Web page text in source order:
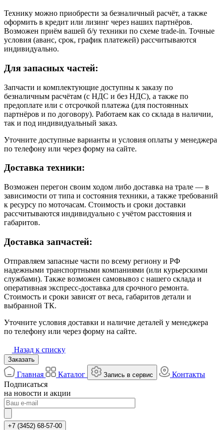
Технику можно приобрести за безналичный расчёт, а также
оформить в кредит или лизинг через наших партнёров.
Возможен приём вашей б/у техники по схеме trade-in. Точные
условия (аванс, срок, график платежей) рассчитываются
индивидуально.
Для запасных частей:
Запчасти и комплектующие доступны к заказу по
безналичным расчётам (с НДС и без НДС), а также по
предоплате или с отсрочкой платежа (для постоянных
партнёров и по договору). Работаем как со склада в наличии,
так и под индивидуальный заказ.
Уточните доступные варианты и условия оплаты у менеджера
по телефону или через форму на сайте.
Доставка техники:
Возможен перегон своим ходом либо доставка на трале — в
зависимости от типа и состояния техники, а также требований
к ресурсу по моточасам. Стоимость и сроки доставки
рассчитываются индивидуально с учётом расстояния и
габаритов.
Доставка запчастей:
Отправляем запасные части по всему региону и РФ
надежными транспортными компаниями (или курьерскими
службами). Также возможен самовывоз с нашего склада и
оперативная экспресс-доставка для срочного ремонта.
Стоимость и сроки зависят от веса, габаритов детали и
выбранной ТК.
Уточните условия доставки и наличие деталей у менеджера
по телефону или через форму на сайте.
Назад к списку
Заказать
Главная Каталог Запись в сервис
Контакты
Подписаться
на новости и акции
+7 (3452) 68-57-00